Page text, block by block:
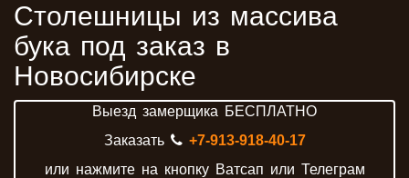
Столешницы из массива
бука под заказ ​в
Новосибирске
Выезд замерщика БЕСПЛАТНО
Заказать
+7-913-918-40-17
или нажмите на кнопку Ватсап или Телеграм